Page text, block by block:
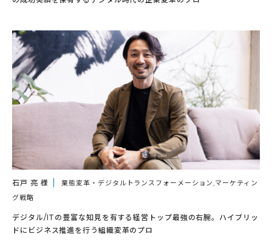
石戸 亮 様
業態変革・デジタルトランスフォーメーション,マーケティン
グ戦略
デジタル/ITの豊富な知見を有する経営トップ最強の右腕。ハイブリッ
ドにビジネス推進を行う組織変革のプロ